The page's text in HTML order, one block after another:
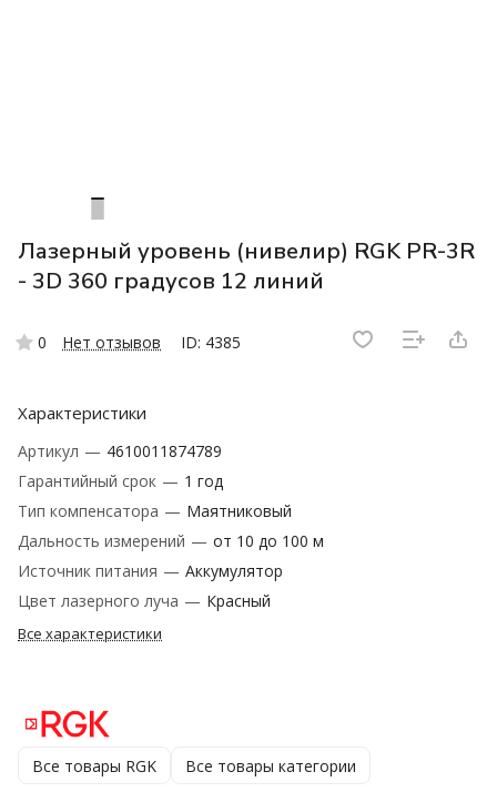
Лазерный уровень (нивелир) RGK PR-3R
- 3D 360 градусов 12 линий
0 Нет отзывов ID: 4385
Характеристики
Артикул — 4610011874789
Гарантийный срок — 1 год
Тип компенсатора — Маятниковый
Дальность измерений — от 10 до 100 м
Источник питания — Аккумулятор
Цвет лазерного луча — Красный
Все характеристики
Все товары RGK Все товары категории